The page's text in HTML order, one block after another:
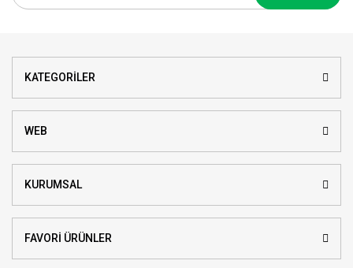
KATEGORİLER
WEB
KURUMSAL
FAVORİ ÜRÜNLER